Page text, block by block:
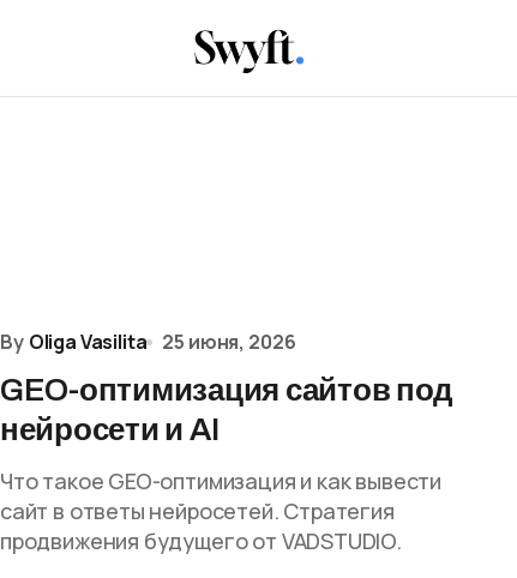
By Oliga Vasilita 25 июня, 2026
GEO-оптимизация сайтов под
нейросети и AI
Что такое GEO-оптимизация и как вывести
сайт в ответы нейросетей. Стратегия
продвижения будущего от VADSTUDIO.